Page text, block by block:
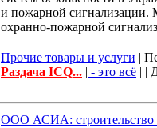
и пожарной сигнализации.
охранно-пожарной
Прочие товары и услуги |
Раздача ICQ... | - это всё | |
ООО АСИА: строительство